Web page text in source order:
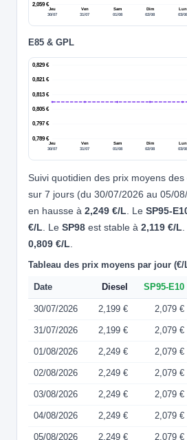
2,059 €
Jeu
30/07
Ven
31/07
Sam
01/08
Dim
02/08
Lun
03/08
E85 & GPL
0,789 €
0,797 €
0,805 €
0,813 €
0,821 €
0,829 €
Jeu
30/07
Ven
31/07
Sam
01/08
Dim
02/08
Lun
03/08
Suivi quotidien des prix moyens
sur 7 jours (du 30/07/2026 au 05/
en hausse à 2,249 €/L. Le SP95-
€/L. Le SP98 est stable à 2,119 €/L
0,809 €/L.
Tableau des prix moyens par jour (€/
Date Diesel SP95-E10
30/07/2026 2,199 € 2,079 €
31/07/2026 2,199 € 2,079 €
01/08/2026 2,249 € 2,079 €
02/08/2026 2,249 € 2,079 €
03/08/2026 2,249 € 2,079 €
04/08/2026 2,249 € 2,079 €
05/08/2026 2,249 € 2,079 €